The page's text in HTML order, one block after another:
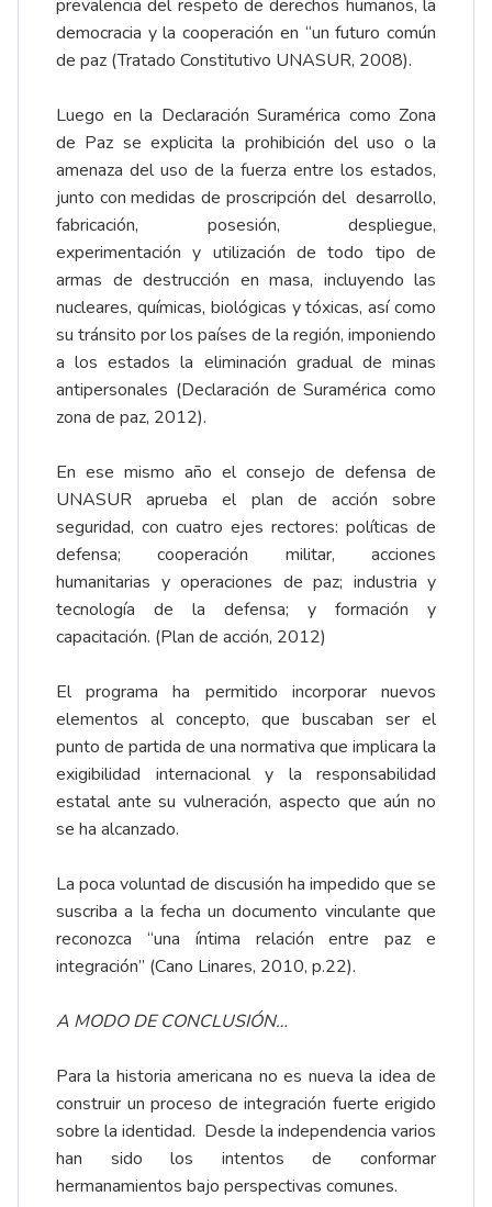
prevalencia del respeto de derechos humanos, la
democracia y la cooperación en “un futuro común
de paz (Tratado Constitutivo UNASUR, 2008).
Luego en la Declaración Suramérica como Zona
de Paz se explicita la prohibición del uso o la
amenaza del uso de la fuerza entre los estados,
junto con medidas de proscripción del desarrollo,
fabricación, posesión, despliegue,
experimentación y utilización de todo tipo de
armas de destrucción en masa, incluyendo las
nucleares, químicas, biológicas y tóxicas, así como
su tránsito por los países de la región, imponiendo
a los estados la eliminación gradual de minas
antipersonales (Declaración de Suramérica como
zona de paz, 2012).
En ese mismo año el consejo de defensa de
UNASUR aprueba el plan de acción sobre
seguridad, con cuatro ejes rectores: políticas de
defensa; cooperación militar, acciones
humanitarias y operaciones de paz; industria y
tecnología de la defensa; y formación y
capacitación. (Plan de acción, 2012)
El programa ha permitido incorporar nuevos
elementos al concepto, que buscaban ser el
punto de partida de una normativa que implicara la
exigibilidad internacional y la responsabilidad
estatal ante su vulneración, aspecto que aún no
se ha alcanzado.
La poca voluntad de discusión ha impedido que se
suscriba a la fecha un documento vinculante que
reconozca “una íntima relación entre paz e
integración” (Cano Linares, 2010, p.22).
A MODO DE CONCLUSIÓN…
Para la historia americana no es nueva la idea de
construir un proceso de integración fuerte erigido
sobre la identidad. Desde la independencia varios
han sido los intentos de conformar
hermanamientos bajo perspectivas comunes.